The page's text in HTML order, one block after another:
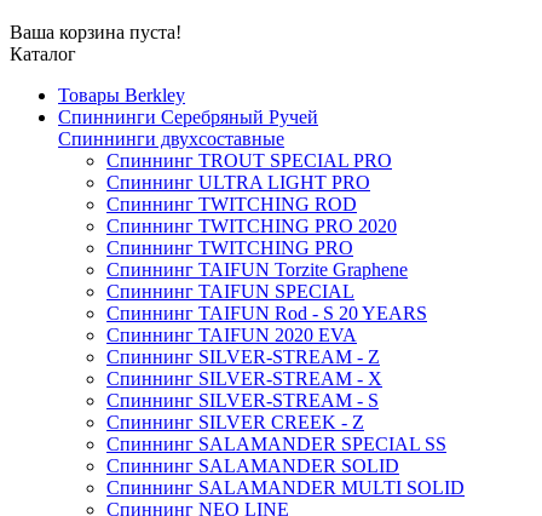
Ваша корзина пуста!
Каталог
Товары Berkley
Спиннинги Серебряный Ручей
Спиннинги двухсоставные
Спиннинг TROUT SPECIAL PRO
Спиннинг ULTRA LIGHT PRO
Спиннинг TWITCHING ROD
Спиннинг TWITCHING PRO 2020
Спиннинг TWITCHING PRO
Спиннинг TAIFUN Torzite Graphene
Спиннинг TAIFUN SPECIAL
Спиннинг TAIFUN Rod - S 20 YEARS
Спиннинг TAIFUN 2020 EVA
Спиннинг SILVER-STREAM - Z
Спиннинг SILVER-STREAM - X
Спиннинг SILVER-STREAM - S
Спиннинг SILVER CREEK - Z
Спиннинг SALAMANDER SPECIAL SS
Спиннинг SALAMANDER SOLID
Спиннинг SALAMANDER MULTI SOLID
Спиннинг NEO LINE